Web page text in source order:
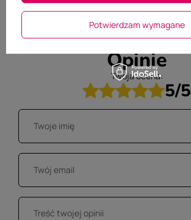
Opinie
Twoja ocena:
5/5
Potwierdzam wymagane